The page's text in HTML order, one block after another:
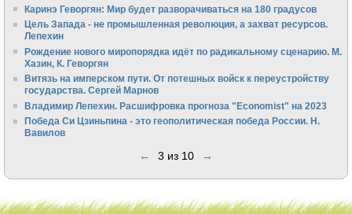
Каринэ Геворгян: Мир будет разворачиваться на 180 градусов
Цель Запада - не промышленная революция, а захват ресурсов.
Лепехин
Рождение нового миропорядка идёт по радикальному сценарию. М.
Хазин, К. Геворгян
Витязь на имперском пути. От потешных войск к переустройству
государства. Сергей Марнов
Владимир Лепехин. Расшифровка прогноза "Economist" на 2023
Победа Си Цзиньпина - это геополитическая победа России. Н.
Вавилов
← 3 из 10 →